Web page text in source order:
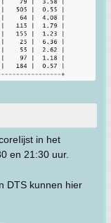
in het
en 21:30 uur.
DTS kunnen hier